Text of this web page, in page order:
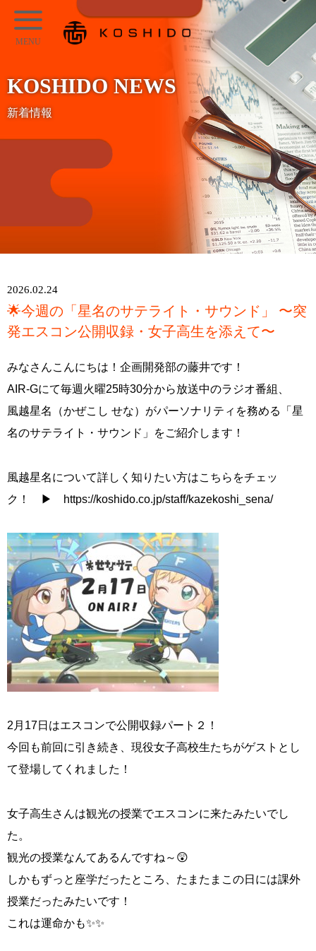
コ
ン
テ
ン
キ
ッ
KOSHIDO
メ
ュ
ー
KOSHIDO NEWS
新着情報
2026.02.24
🌟今週の「星名のサテライト・サウンド」 〜突
発エスコン公開収録・女子高生を添えて〜
みなさんこんにちは！企画開発部の藤井です！
AIR-Gにて毎週火曜25時30分から放送中のラジオ番組、
風越星名（かぜこし せな）がパーソナリティを務める「星
名のサテライト・サウンド」をご紹介します！
風越星名について詳しく知りたい方はこちらをチェッ
ク！ ▶ https://koshido.co.jp/staff/kazekoshi_sena/
2月17日はエスコンで公開収録パート２！
今回も前回に引き続き、現役女子高校生たちがゲストとし
て登場してくれました！
女子高生さんは観光の授業でエスコンに来たみたいでし
た。
観光の授業なんてあるんですね～😲
しかもずっと座学だったところ、たまたまこの日には課外
授業だったみたいです！
これは運命かも✨✨